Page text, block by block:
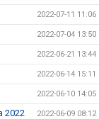
2022-07-11 11:06
2022-07-04 13:50
2022-06-21 13:44
2022-06-14 15:11
2022-06-10 14:05
2022 2022-06-09 08:12